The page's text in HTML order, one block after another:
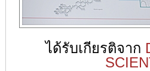
ได้รับเกียรติจาก